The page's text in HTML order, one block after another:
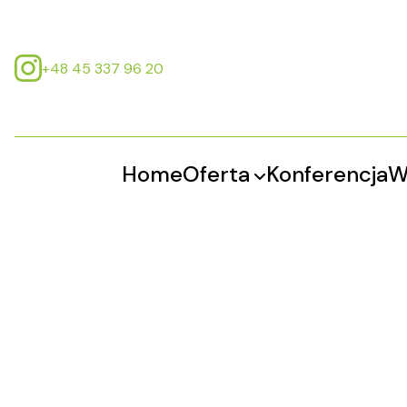
+48 45 337 96 20
HomeOferta Konferencja